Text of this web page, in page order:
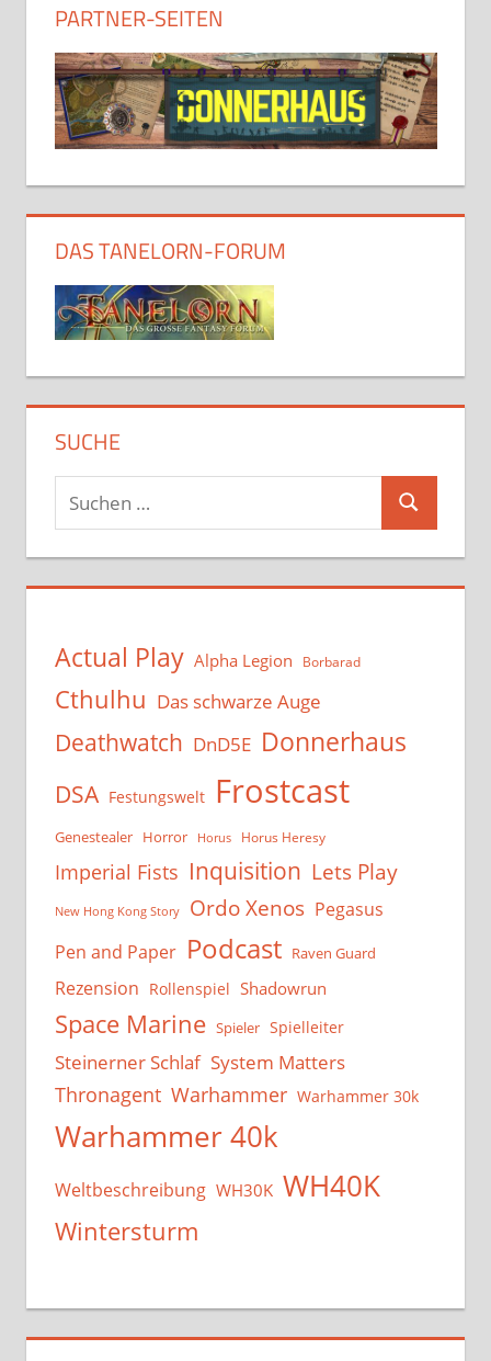
PARTNER-SEITEN
DAS TANELORN-FORUM
SUCHE
Suchen
nach:
Suchen
Actual Play Alpha Legion Borbarad
Cthulhu Das schwarze Auge
Deathwatch DnD5E Donnerhaus
DSA Festungswelt Frostcast
Genestealer Horror Horus Horus Heresy
Imperial Fists Inquisition Lets Play
New Hong Kong Story Ordo Xenos Pegasus
Pen and Paper Podcast Raven Guard
Rezension Rollenspiel Shadowrun
Space Marine Spieler Spielleiter
Steinerner Schlaf System Matters
Thronagent Warhammer Warhammer 30k
Warhammer 40k
Weltbeschreibung WH30K WH40K
Wintersturm